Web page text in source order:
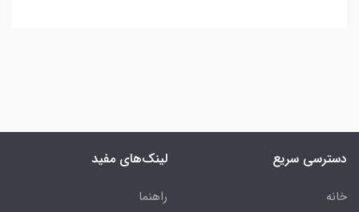
دسترسی سریع
خانه
لینک‌های مفید
راهنما